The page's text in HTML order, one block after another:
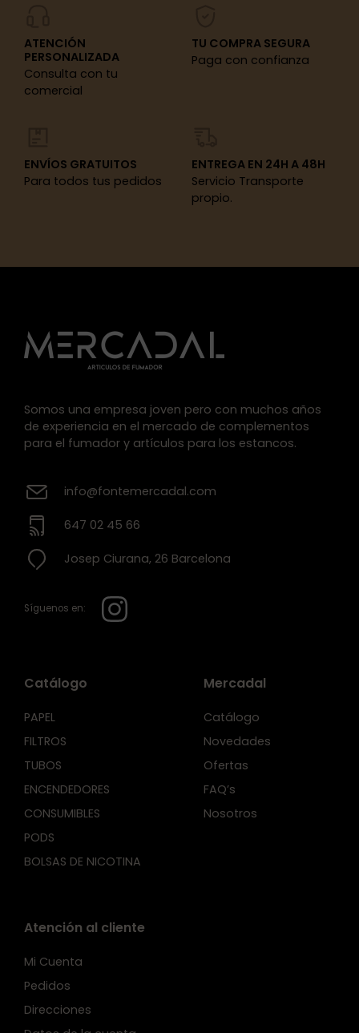
ATENCIÓN
PERSONALIZADA
Consulta con tu
comercial
TU COMPRA SEGURA
Paga con confianza
ENVÍOS GRATUITOS
Para todos tus pedidos
ENTREGA EN 24H A 48H
Servicio Transporte
propio.
Somos una empresa joven pero con muchos años
de experiencia en el mercado de complementos
para el fumador y artículos para los estancos.
info@fontemercadal.com
647 02 45 66
Josep Ciurana, 26 Barcelona
Síguenos en:
Catálogo
PAPEL
FILTROS
TUBOS
ENCENDEDORES
CONSUMIBLES
PODS
BOLSAS DE NICOTINA
Mercadal
Catálogo
Novedades
Ofertas
FAQ’s
Nosotros
Atención al cliente
Mi Cuenta
Pedidos
Direcciones